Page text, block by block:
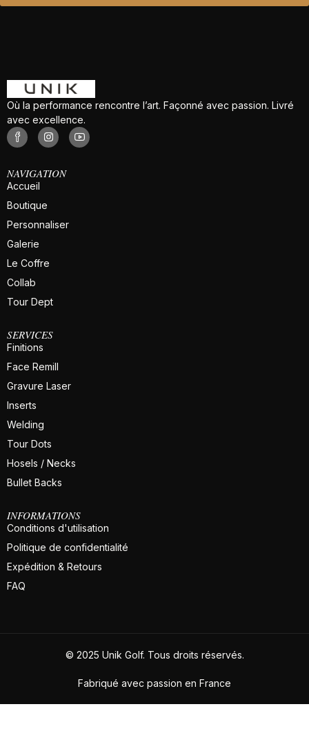
Où la performance rencontre l’art. Façonné avec passion. Livré
avec excellence.
NAVIGATION
Accueil
Boutique
Personnaliser
Galerie
Le Coffre
Collab
Tour Dept
SERVICES
Finitions
Face Remill
Gravure Laser
Inserts
Welding
Tour Dots
Hosels / Necks
Bullet Backs
INFORMATIONS
Conditions d'utilisation
Politique de confidentialité
Expédition & Retours
FAQ
© 2025 Unik Golf. Tous droits réservés.
Fabriqué avec passion en France